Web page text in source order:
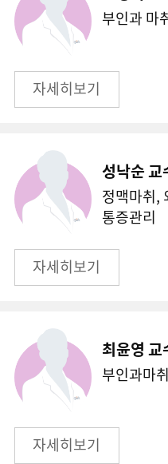
부인과 마
자세히보기
성낙순 교
정맥마취,
통증관리
자세히보기
최윤영 교
부인과마
자세히보기